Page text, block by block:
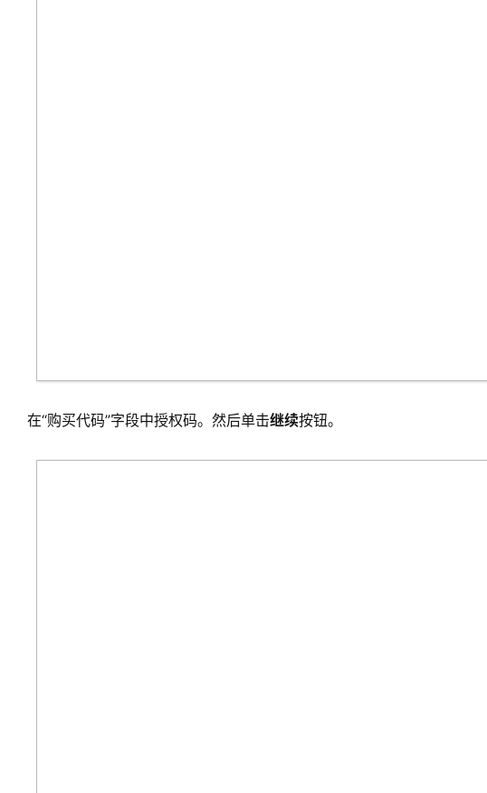
在“购买代码”字段中授权码。然后单击继续按钮。